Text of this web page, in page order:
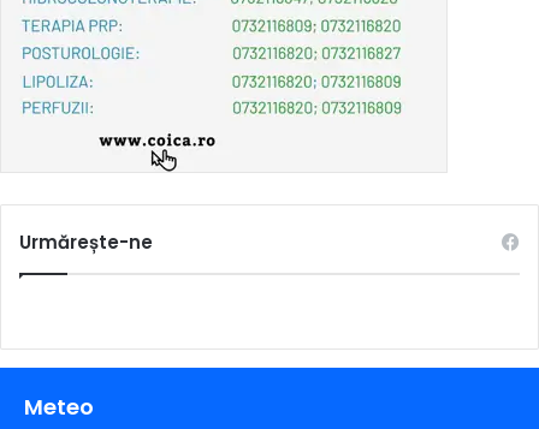
Urmărește-ne
Meteo